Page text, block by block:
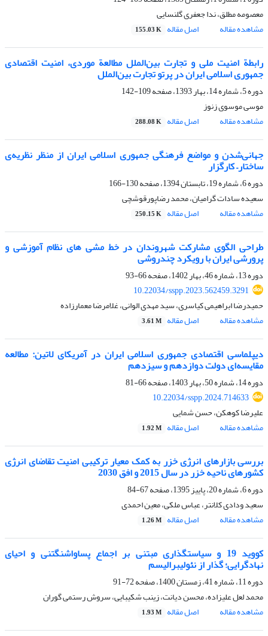
معصومه مطلق، ندا جعفری گلنسایی
مشاهده مقاله
اصل مقاله 155.03 K
رابطة امنیت ملی و تجارت بین‌الملل مطالعة موردی، امنیت اقتصادی
جمهوری اسلامی ایران در پرتو تجارت بین‌الملل
دوره 5، شماره 14، بهار 1393، صفحه
109-142
موسی موسوی زنوز
مشاهده مقاله
اصل مقاله 288.08 K
جهانی‌‌‌‌شدن و مواضع فرهنگی جمهوری اسلامی ایران از منظر نظریه‌ی
ساختار– کارگزار
دوره 6، شماره 19، تابستان 1394، صفحه
130-166
سعیده سادات گرامیان، محمد رضاپورقوشچی
مشاهده مقاله
اصل مقاله 250.15 K
طراحی الگوی مشارکت شهروندان در خط مشی های نظام آموزشی و
پرورشی ایران با رویکرد چندروشی
دوره 13، شماره 46، بهار 1402، صفحه
66-93
10.22034/sspp.2023.562459.3291
حمیدرضا ابراهیمی کیاسری، سید مهدی الوانی، غلامرضا معمارزاده
مشاهده مقاله
اصل مقاله 3.61 M
دیپلماسی اقتصادی جمهوری اسلامی ایران در آمریکای لاتین: مطالعه
مقایسه‌ای دولت دوازدهم و سیزدهم
دوره 14، شماره 50، بهار 1403، صفحه
66-81
10.22034/sspp.2024.714633
علیرضا کوهکن، حسن شمایی
مشاهده مقاله
اصل مقاله 1.92 M
بررسی بازارهای انرژی خزر به کمک معیار ترکیبی امنیت تقاضای انرژی
کشورهای ناحیه خزر در سال 2015 و افق 2030
دوره 6، شماره 20، پاییز 1395، صفحه
67-84
سعید ودادی کلانتر، عباس ملکی، معین احمدی
مشاهده مقاله
اصل مقاله 1.26 M
کووید 19 و سیاستگذاری مبتنی بر اجماع پساواشنگتنی و احیای
نهادگرایی؛ گذار از نئولیبرالیسم
دوره 11، شماره 41، زمستان 1400، صفحه
72-91
محمد لعل علیزاده، محسن دیانت، زینب شکیبایی، سروش رستمی گوران
مشاهده مقاله
اصل مقاله 1.93 M